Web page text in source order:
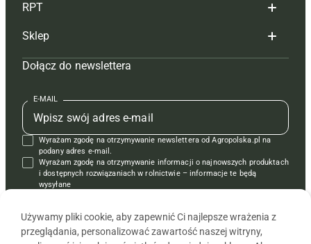
Reklama
Tagi
Mapa serwisu
Kontakt
Regulamin
Polityka prywatności
Hoduj z głową bydło
Hoduj z głową świnie
Prenumerata
Redakcja
Kontakt
Reklama
RPT
Redakcja
Prenumerata
Reklama
Kontakt
Krzyżówki
Sklep
Czasopisma i prenumerata
Książki
Regulamin
Dołącz do newslettera
E-MAIL
Wyrażam zgodę na otrzymywanie newslettera od Agropolska.pl na
podany adres e-mail.
Wyrażam zgodę na otrzymywanie informacji o najnowszych produktach
i dostępnych rozwiązaniach w rolnictwie – informacje te będą
wysyłane
Używamy pliki cookie, aby zapewnić Ci najlepsze wrażenia z
przeglądania, personalizować zawartość naszej witryny,